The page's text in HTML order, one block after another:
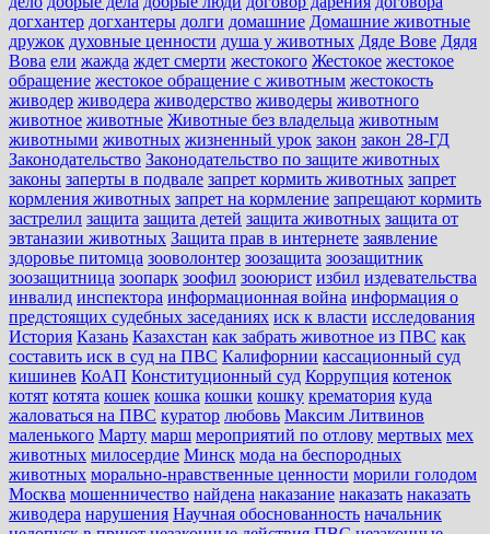
догхантер догхантеры долги домашние Домашние животные
дружок духовные ценности душа у животных Дяде Вове Дядя
Вова ели жажда ждет смерти жестокого Жестокое жестокое
обращение жестокое обращение с животным жестокость
живодер живодера живодерство живодеры животного
животное животные Животные без владельца животным
животными животных жизненный урок закон закон 28-ГД
Законодательство Законодательство по защите животных
законы заперты в подвале запрет кормить животных запрет
кормления животных запрет на кормление запрещают кормить
застрелил защита защита детей защита животных защита от
эвтаназии животных Защита прав в интернете заявление
здоровье питомца зооволонтер зоозащита зоозащитник
зоозащитница зоопарк зоофил зооюрист избил издевательства
инвалид инспектора информационная война информация о
предстоящих судебных заседаниях иск к власти исследования
История Казань Казахстан как забрать животное из ПВС как
составить иск в суд на ПВС Калифорнии кассационный суд
кишинев КоАП Конституционный суд Коррупция котенок
котят котята кошек кошка кошки кошку крематория куда
жаловаться на ПВС куратор любовь Максим Литвинов
маленького Марту марш мероприятий по отлову мертвых мех
животных милосердие Минск мода на беспородных
животных морально-нравственные ценности морили голодом
Москва мошенничество найдена наказание наказать наказать
живодера нарушения Научная обоснованность начальник